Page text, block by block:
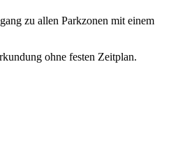
zu allen Parkzonen mit einem
ohne festen Zeitplan.